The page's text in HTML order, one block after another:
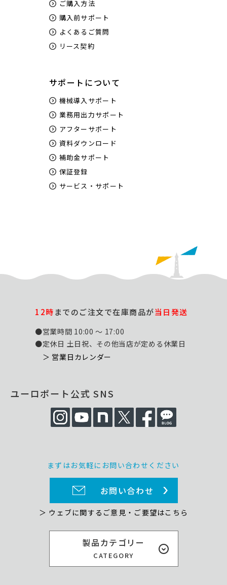
ご購入方法
購入前サポート
よくあるご質問
リース契約
サポートについて
機械導入サポート
業務用出力サポート
アフターサポート
資料ダウンロード
補助金サポート
保証登録
サービス・サポート
製品カテゴリー
CATEGORY
12時までのご注文で在庫商品が当日発送
●営業時間 10:00 ～ 17:00
●定休日 土日祝、その他当店が定める休業日
＞ 営業日カレンダー
ユーロポート公式 SNS
まずはお気軽にお問い合わせください
お問い合わせ
＞ ウェブに関するご意見・ご要望はこちら